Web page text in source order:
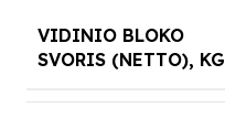
VIDINIO BLOKO
SVORIS (NETTO), KG